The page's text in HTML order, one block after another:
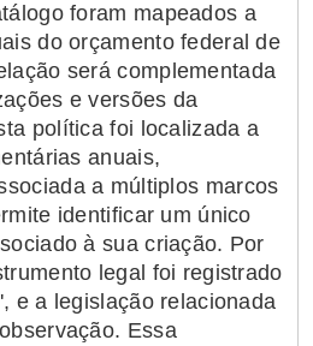
foram mapeados a
do orçamento federal de
será complementada
e versões da
política foi localizada a
anuais,
a múltiplos marcos
identificar um único
à sua criação. Por
legal foi registrado
e a legislação relacionada
Essa